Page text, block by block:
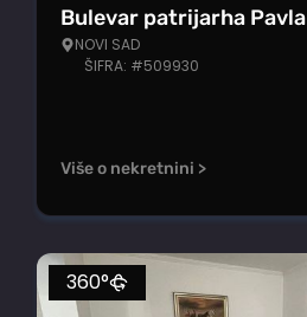
Bulevar patrijarha Pavla
NOVI SAD
ŠIFRA: #509930
Više o nekretnini >
360°